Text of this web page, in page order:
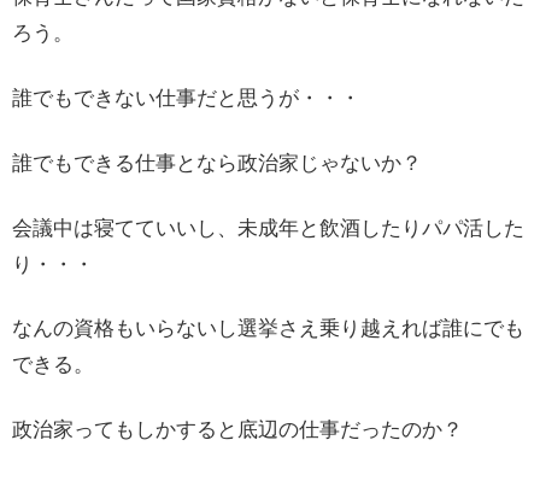
ろう。
誰でもできない仕事だと思うが・・・
誰でもできる仕事となら政治家じゃないか？
会議中は寝てていいし、未成年と飲酒したりパパ活した
り・・・
なんの資格もいらないし選挙さえ乗り越えれば誰にでも
できる。
政治家ってもしかすると底辺の仕事だったのか？